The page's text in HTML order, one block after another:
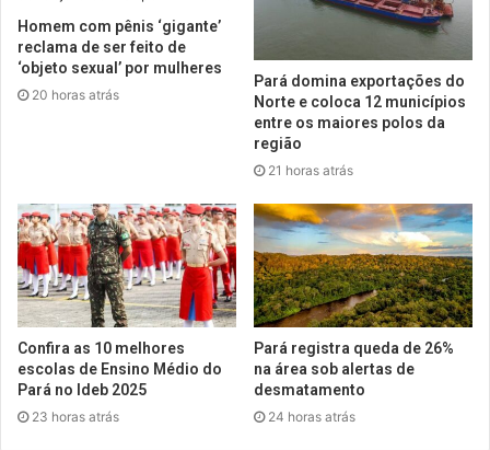
Homem com pênis ‘gigante’
reclama de ser feito de
‘objeto sexual’ por mulheres
20 horas atrás
Pará domina exportações do
Norte e coloca 12 municípios
entre os maiores polos da
região
21 horas atrás
Confira as 10 melhores
escolas de Ensino Médio do
Pará no Ideb 2025
23 horas atrás
Pará registra queda de 26%
na área sob alertas de
desmatamento
24 horas atrás